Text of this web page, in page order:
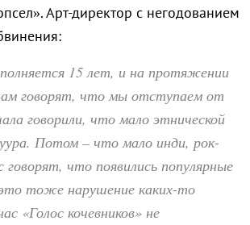
Арт-директор с негодованием
15 лет, и на протяжении
говорят, что мы отступаем от
говорили, что мало этнической
Потом – что мало инди, рок-
что появились популярные
тоже нарушение каких-то
«Голос кочевников» не